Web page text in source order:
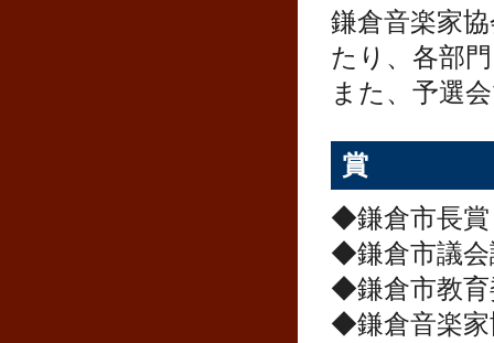
鎌倉音楽家
たり、各部
また、予選
賞
◆鎌倉市長賞
◆鎌倉市議会
◆鎌倉市教育
◆鎌倉音楽家